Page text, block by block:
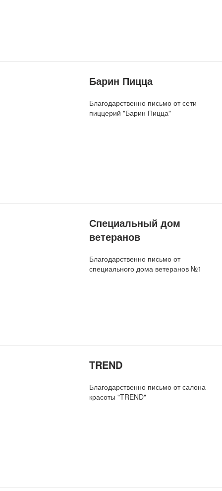
Барин Пицца
Благодарственно письмо от сети
пиццерий "Барин Пицца"
Специальный дом
ветеранов
Благодарственно письмо от
специального дома ветеранов №1
TREND
Благодарственно письмо от салона
красоты "TREND"